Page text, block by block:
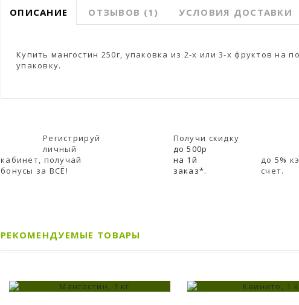
ОПИСАНИЕ ОТЗЫВОВ (1) УСЛОВИЯ ДОСТАВКИ
Купить мангостин 250г, упаковка из 2-х или 3-х фруктов на
упаковку.
Регистрируй
личный
кабинет, получай
бонусы за ВСЁ!
Получи скидку
до 500р
на 1й
заказ*.
до 5%
счет.
РЕКОМЕНДУЕМЫЕ ТОВАРЫ